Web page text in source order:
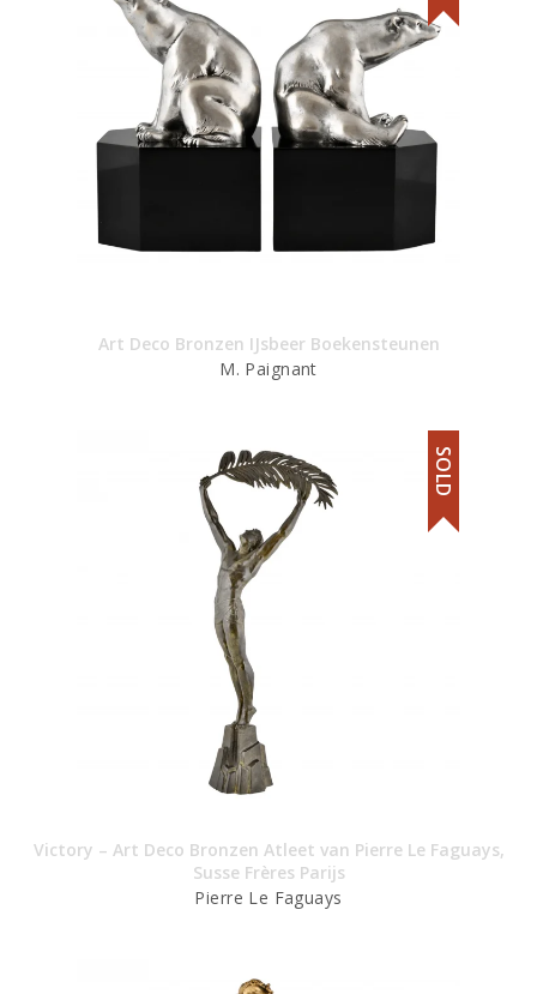
Art Deco Bronzen IJsbeer Boekensteunen
M. Paignant
Victory – Art Deco Bronzen Atleet van Pierre Le Faguays,
Susse Frères Parijs
Pierre Le Faguays
SOLD